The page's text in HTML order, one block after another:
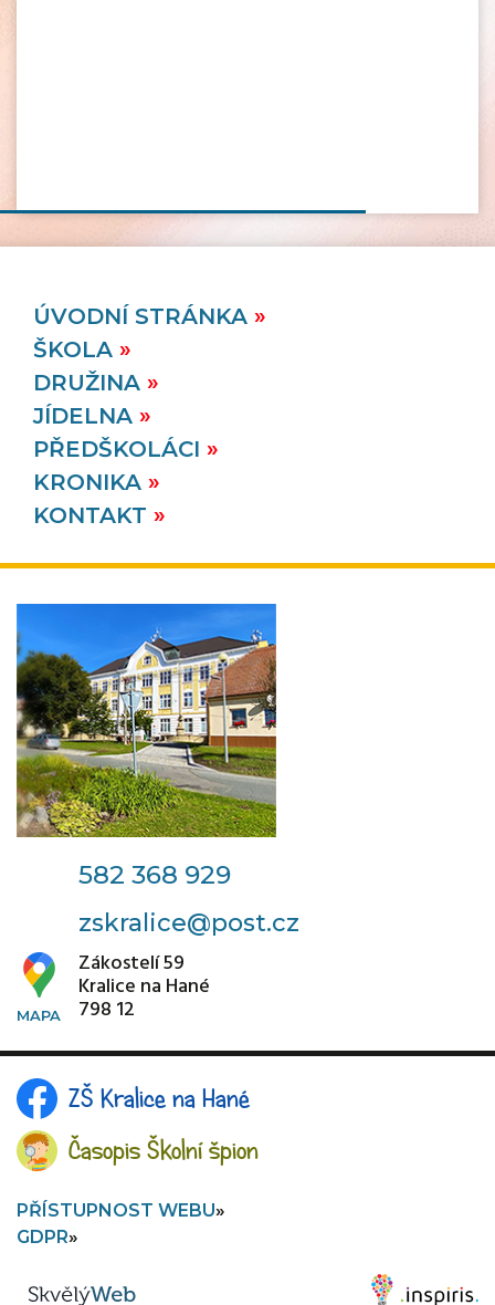
ÚVODNÍ STRÁNKA
ŠKOLA
DRUŽINA
JÍDELNA
PŘEDŠKOLÁCI
KRONIKA
KONTAKT
582 368 929
zskralice@post.cz
Zákostelí 59
Kralice na Hané
798 12
ZŠ Kralice na Hané
Časopis Školní špion
PŘÍSTUPNOST WEBU
GDPR